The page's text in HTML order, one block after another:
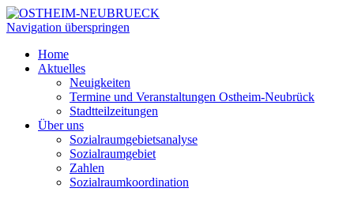
Navigation überspringen
Home
Aktuelles
Neuigkeiten
Termine und Veranstaltungen Ostheim-Neubrück
Stadtteilzeitungen
Über uns
Sozialraumgebietsanalyse
Sozialraumgebiet
Zahlen
Sozialraumkoordination